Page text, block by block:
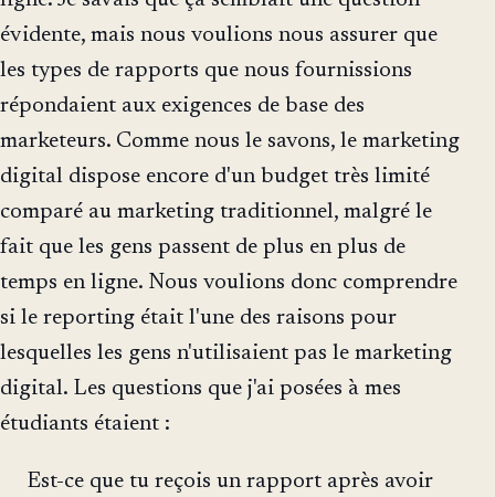
évidente, mais nous voulions nous assurer que
les types de rapports que nous fournissions
répondaient aux exigences de base des
marketeurs. Comme nous le savons, le marketing
digital dispose encore d'un budget très limité
comparé au marketing traditionnel, malgré le
fait que les gens passent de plus en plus de
temps en ligne. Nous voulions donc comprendre
si le reporting était l'une des raisons pour
lesquelles les gens n'utilisaient pas le marketing
digital. Les questions que j'ai posées à mes
étudiants étaient :
Est-ce que tu reçois un rapport après avoir